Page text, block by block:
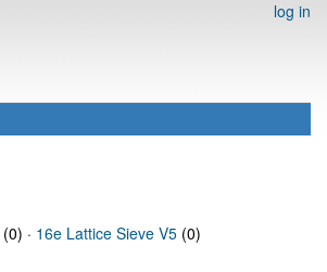
log in
(0) · 16e Lattice Sieve V5 (0)